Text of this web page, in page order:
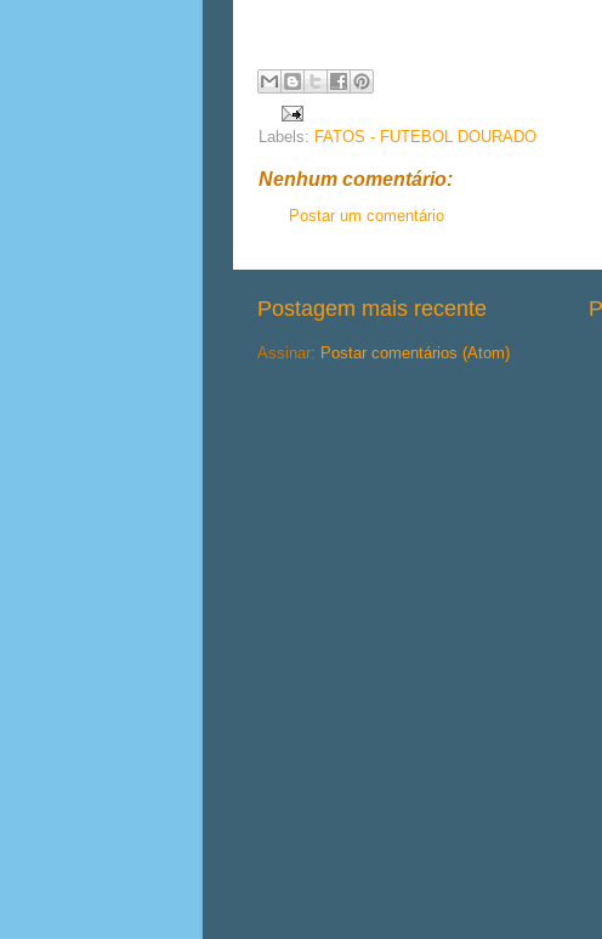
Labels: FATOS - FUTEBOL DOURADO
Nenhum comentário:
Postar um comentário
Postagem mais recente
Assinar: Postar comentários (Atom)